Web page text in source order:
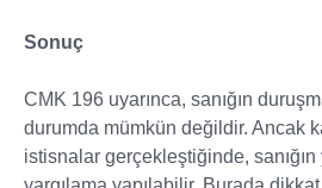
Sonuç
CMK 196 uyarınca, sanığın
durumda mümkün değildir. Ancak
istisnalar gerçekleştiğinde,